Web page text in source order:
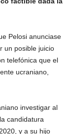
Pelosi anunciase
un posible juicio
telefónica que el
ucraniano,
investigar al
candidatura
y a su hijo